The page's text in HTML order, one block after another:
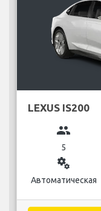
LEXUS IS200
group
5
miscellaneous_services
Автоматическая